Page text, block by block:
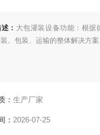
： 大包灌装设备功能：根据
、包装、运输的整体解决方
： 生产厂家
： 2026-07-25